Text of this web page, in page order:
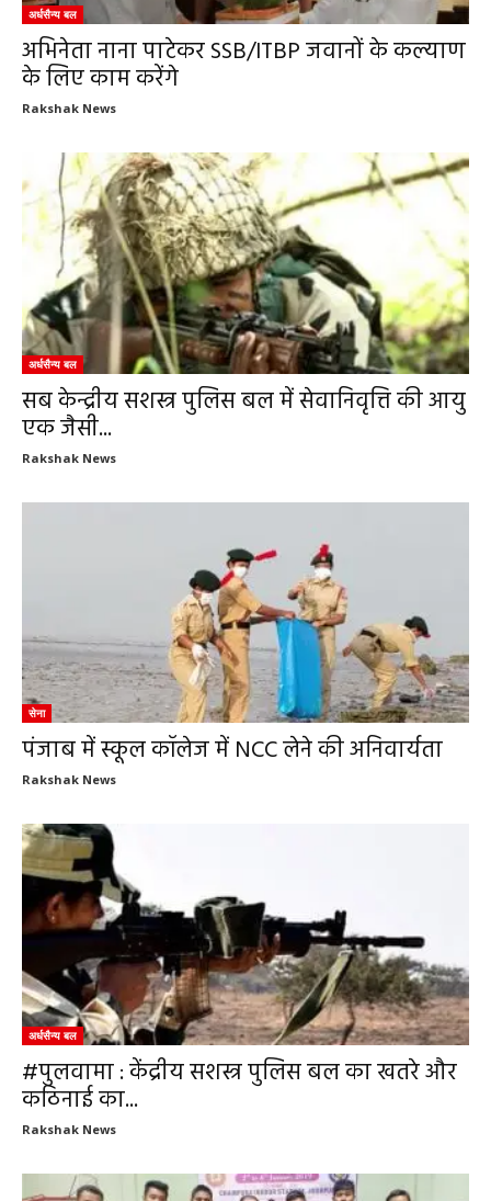
अर्धसैन्य बल
अभिनेता नाना पाटेकर SSB/ITBP जवानों के कल्याण
के लिए काम करेंगे
Rakshak News
अर्धसैन्य बल
सब केन्द्रीय सशस्त्र पुलिस बल में सेवानिवृत्ति की आयु
एक जैसी...
Rakshak News
सेना
पंजाब में स्कूल कॉलेज में NCC लेने की अनिवार्यता
Rakshak News
अर्धसैन्य बल
#पुलवामा : केंद्रीय सशस्त्र पुलिस बल का खतरे और
कठिनाई का...
Rakshak News